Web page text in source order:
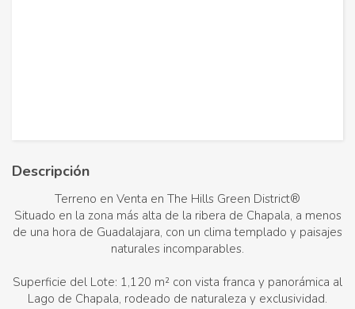
Descripción
Terreno en Venta en The Hills Green District®
Situado en la zona más alta de la ribera de Chapala, a menos
de una hora de Guadalajara, con un clima templado y paisajes
naturales incomparables.
Superficie del Lote: 1,120 m² con vista franca y panorámica al
Lago de Chapala, rodeado de naturaleza y exclusividad.